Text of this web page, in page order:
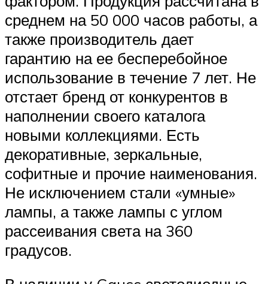
среднем на 50 000 часов работы, а
также производитель дает
гарантию на ее бесперебойное
использование в течение 7 лет. Не
отстает бренд от конкурентов в
наполнении своего каталога
новыми коллекциями. Есть
декоративные, зеркальные,
софитные и прочие наименования.
Не исключением стали «умные»
лампы, а также лампы с углом
рассеивания света на 360
градусов.